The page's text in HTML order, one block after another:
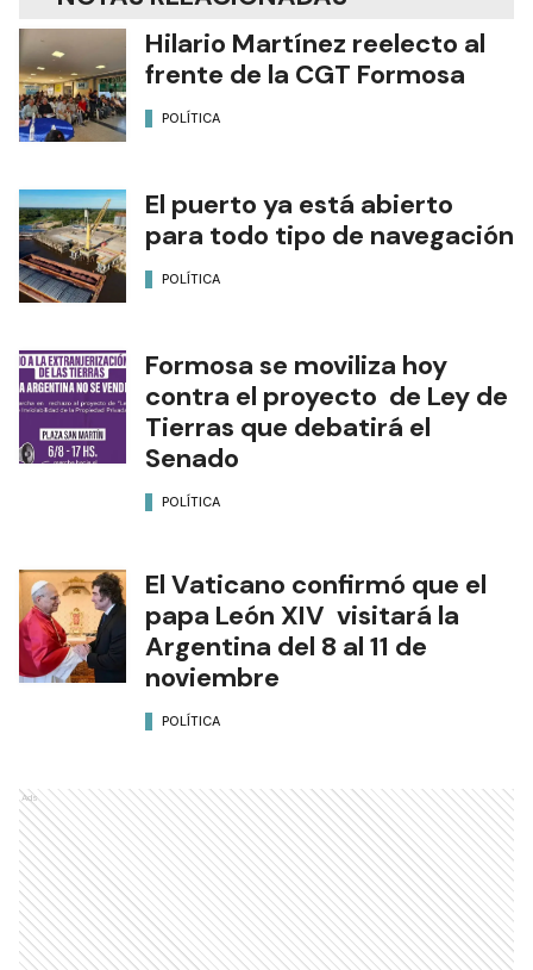
Hilario Martínez reelecto al
frente de la CGT Formosa
POLÍTICA
El puerto ya está abierto
para todo tipo de navegación
POLÍTICA
Formosa se moviliza hoy
contra el proyecto de Ley de
Tierras que debatirá el
Senado
POLÍTICA
El Vaticano confirmó que el
papa León XIV visitará la
Argentina del 8 al 11 de
noviembre
POLÍTICA
Ads